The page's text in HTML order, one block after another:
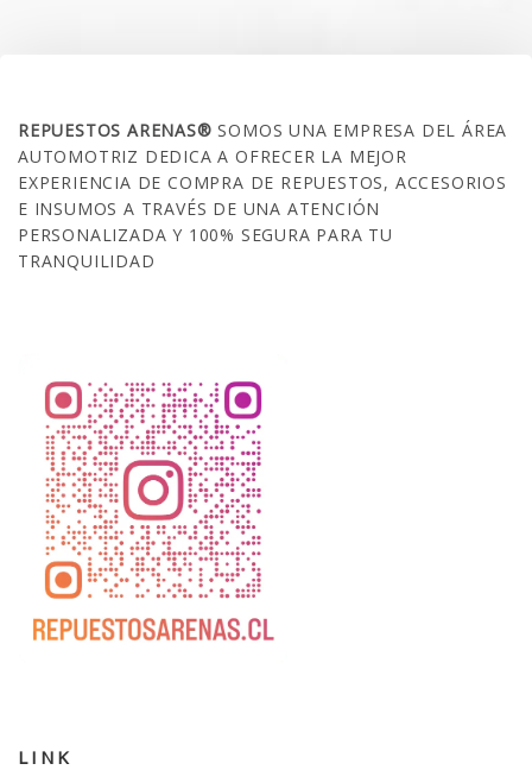
REPUESTOS ARENAS®SOMOS UNA EMPRESA DEL ÁREA
AUTOMOTRIZ DEDICA A OFRECER LA MEJOR
EXPERIENCIA DE COMPRA DE REPUESTOS, ACCESORIOS
E INSUMOS A TRAVÉS DE UNA ATENCIÓN
PERSONALIZADA Y 100% SEGURA PARA TU
TRANQUILIDAD
LINK